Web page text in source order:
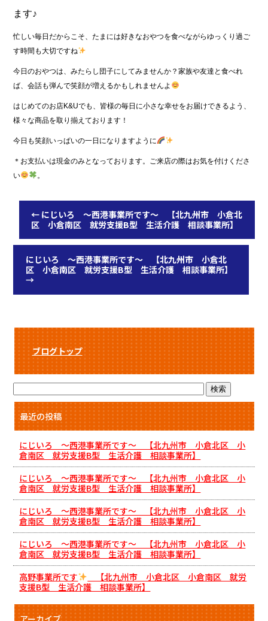
ます♪
忙しい毎日だからこそ、たまには好きなおやつを食べながらゆっくり過ご
す時間も大切ですね
今日のおやつは、みたらし団子にしてみませんか？家族や友達と食べれ
ば、会話も弾んで笑顔が増えるかもしれませんよ
はじめてのお店K&Uでも、皆様の毎日に小さな幸せをお届けできるよう、
様々な商品を取り揃えております！
今日も笑顔いっぱいの一日になりますように
＊お支払いは現金のみとなっております。ご来店の際はお気を付けくださ
い
。
← にじいろ ～西港事業所です～ 【北九州市 小倉北
区 小倉南区 就労支援B型 生活介護 相談事業所】
にじいろ ～西港事業所です～ 【北九州市 小倉北
区 小倉南区 就労支援B型 生活介護 相談事業所】
→
ブログトップ
最近の投稿
にじいろ ～西港事業所です～ 【北九州市 小倉北区 小
倉南区 就労支援B型 生活介護 相談事業所】
にじいろ ～西港事業所です～ 【北九州市 小倉北区 小
倉南区 就労支援B型 生活介護 相談事業所】
にじいろ ～西港事業所です～ 【北九州市 小倉北区 小
倉南区 就労支援B型 生活介護 相談事業所】
にじいろ ～西港事業所です～ 【北九州市 小倉北区 小
倉南区 就労支援B型 生活介護 相談事業所】
高野事業所です
【北九州市 小倉北区 小倉南区 就労
支援B型 生活介護 相談事業所】
アーカイブ